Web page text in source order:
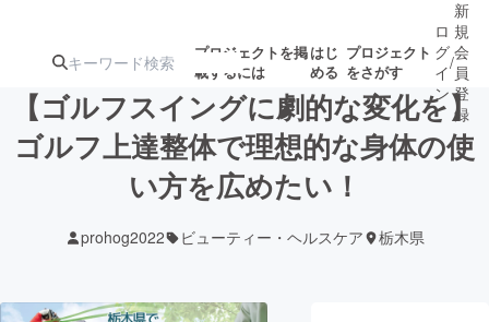
プロジェクトを掲
載するには
はじ
める
プロジェクト
をさがす
注目のリ 注目の新着プロ
ジェクト
募集終了が近いプ
ロ
グ
イ
ン
/
新
規
会
員
登
録
【ゴルフスイングに劇的な変化を】
ゴルフ上達整体で理想的な身体の使
い方を広めたい！
prohog2022 ビューティー・ヘルスケア 栃木県